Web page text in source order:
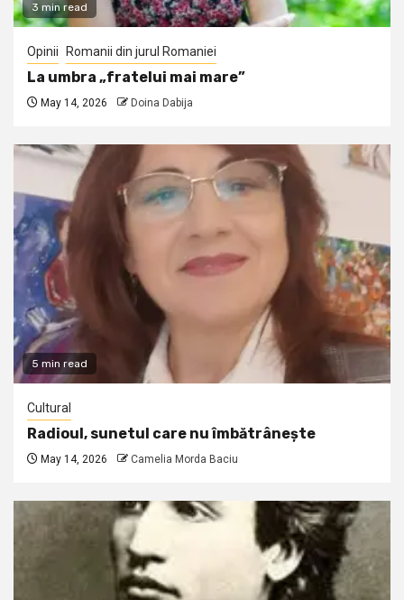
3 min read
Opinii Romanii din jurul Romaniei
La umbra „fratelui mai mare”
May 14, 2026 Doina Dabija
5 min read
Cultural
Radioul, sunetul care nu îmbătrânește
May 14, 2026 Camelia Morda Baciu